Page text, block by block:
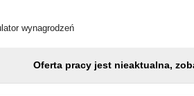
wynagrodzeń
Oferta pracy jest nieaktualna,